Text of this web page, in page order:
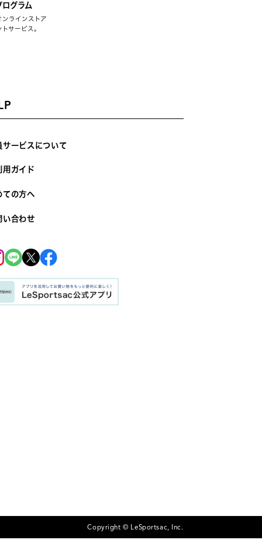
ログラム
ラインストア
サービス。
サービスについて
用ガイド
ての方へ
い合わせ
Copyright © LeSportsac, Inc.